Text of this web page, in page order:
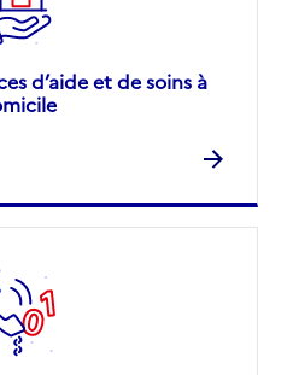
d’aide et de soins à